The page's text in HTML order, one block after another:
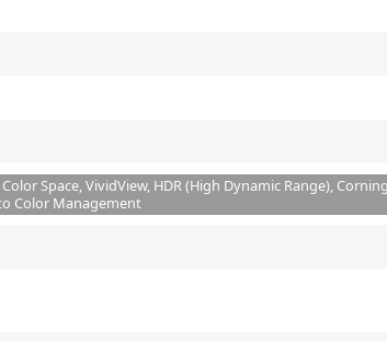
Space, VividView, HDR (High Dynamic Range),
Color Management